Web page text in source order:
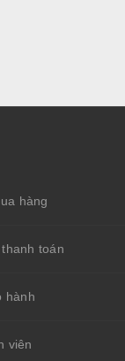
hàng
toán
hành
viên